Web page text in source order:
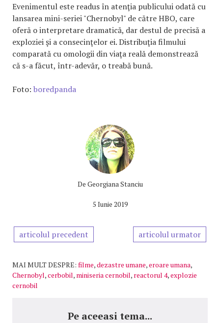
Evenimentul este readus în atenţia publicului odată cu
lansarea mini-seriei "Chernobyl" de către HBO, care
oferă o interpretare dramatică, dar destul de precisă a
exploziei şi a consecinţelor ei. Distribuţia filmului
comparată cu omologii din viaţa reală demonstrează
că s-a făcut, într-adevăr, o treabă bună.
Foto: boredpanda
De Georgiana Stanciu
5 Iunie 2019
articolul precedent articolul urmator
MAI MULT DESPRE: filme,dezastre umane,eroare umana,
Chernobyl,cerbobil, miniseria cernobil, reactorul 4,explozie
cernobil
Pe aceeasi tema...